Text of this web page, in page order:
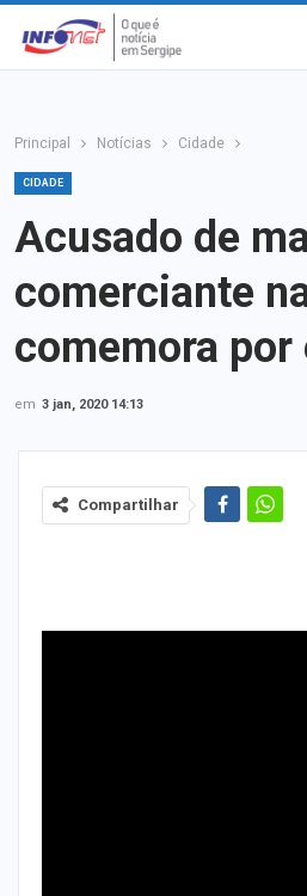
Principal Notícias Cidade
CIDADE
Acusado de
comerciante
comemora por
em 3 jan, 2020 14:13
Compartilhar